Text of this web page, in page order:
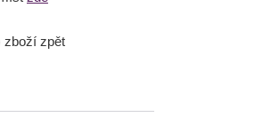
zboží zpět